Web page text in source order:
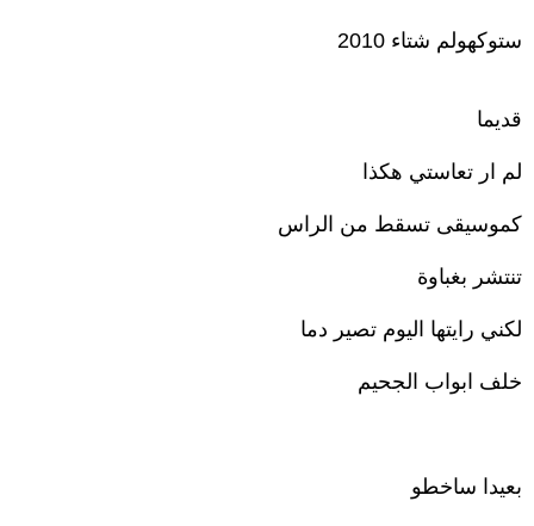
ستوكهولم شتاء 2010
قديما
لم ار تعاستي هكذا
كموسيقى تسقط من الراس
تنتشر بغباوة
لكني رايتها اليوم تصير دما
خلف ابواب الجحيم
بعيدا ساخطو